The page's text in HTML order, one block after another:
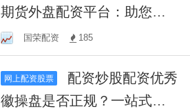
期货外盘配资平台：助您掘
金全球市场
国荣配资 185
网上配资股票
徽操盘是否正规？一站式解